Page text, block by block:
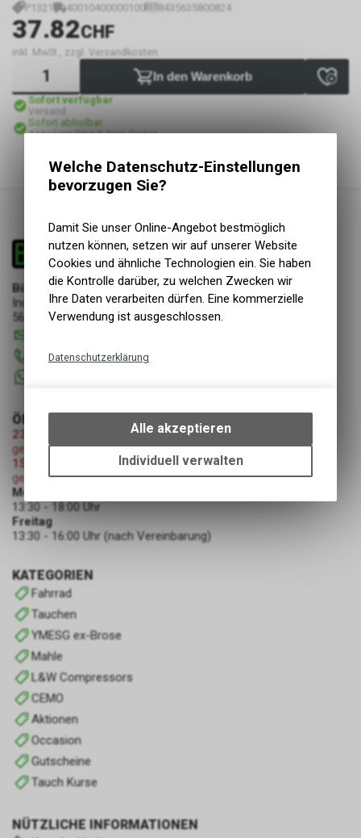
P1321 40010400000100 8435635800824
37.82CHF
inkl. MwSt., zzgl. Versandkosten
In den Warenkorb
Sofort verfügbar
Versand
Sofort abholbar
Abholung Bike & Dive GmbH
Bike & Dive GmbH
Industriestrasse 17
5644 Auw
056 670 22 22
KATEGORIEN
Fahrrad
Tauchen
YMESG ex-Brose
Mahle
L&W Compressors
CEMO
Aktionen
Occasion
Gutscheine
Tauch Kurse
NÜTZLICHE INFORMATIONEN
ÖFFNUNGSZEITEN
23.07.2026-08.08.2026 (Umzug Bike & Dive GmbH)
geschlossen
15.08.2026 (Mariä Himmelfahrt)
geschlossen
Montag - Donnerstag
13:30 - 18:00 Uhr
Freitag
13:30 - 16:00 Uhr (nach Vereinbarung)
Welche Datenschutz-Einstellungen
bevorzugen Sie?
Damit Sie unser Online-Angebot bestmöglich
nutzen können, setzen wir auf unserer Website
Cookies und ähnliche Technologien ein. Sie haben
die Kontrolle darüber, zu welchen Zwecken wir
Ihre Daten verarbeiten dürfen. Eine kommerzielle
Verwendung ist ausgeschlossen.
Datenschutzerklärung
bestimmte Interaktionen und
Einstellungen auf Ihrem Gerät,
um die grundlegenden
Funktionen unseres Online-
dass die gespeicherten Daten
Alle akzeptieren
Individuell verwalten